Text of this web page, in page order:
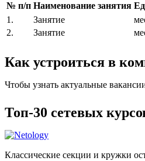
№ п/п Наименование занятия
1.
Занятие
2.
Занятие
Как устроиться в
Чтобы узнать актуальные
Топ-30 сетевых
Классические секции и кружки